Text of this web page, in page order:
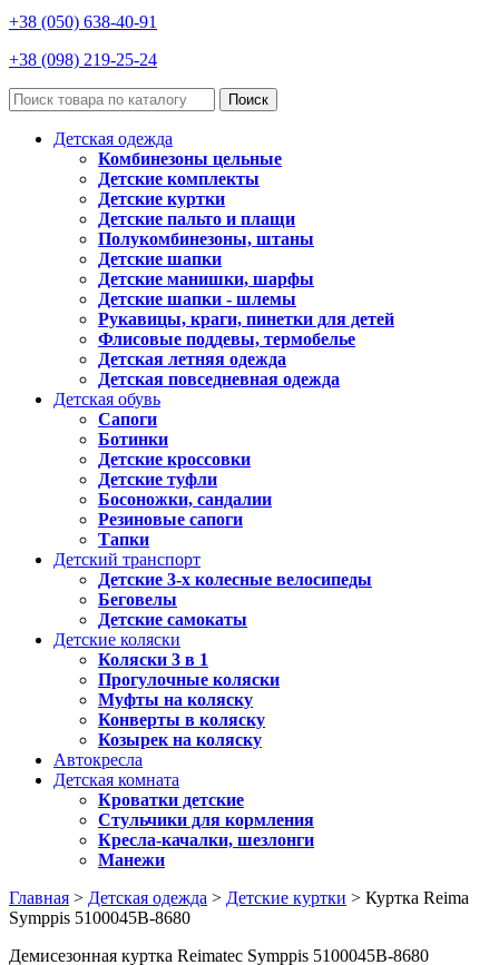
+38 (050) 638-40-91
+38 (098) 219-25-24
Поиск
Детская одежда
Комбинезоны цельные
Детские комплекты
Детские куртки
Детские пальто и плащи
Полукомбинезоны, штаны
Детские шапки
Детские манишки, шарфы
Детские шапки - шлемы
Рукавицы, краги, пинетки для детей
Флисовые поддевы, термобелье
Детская летняя одежда
Детская повседневная одежда
Детская обувь
Сапоги
Ботинки
Детские кроссовки
Детские туфли
Босоножки, сандалии
Резиновые сапоги
Тапки
Детский транспорт
Детские 3-х колесные велосипеды
Беговелы
Детские самокаты
Детские коляски
Коляски 3 в 1
Прогулочные коляски
Муфты на коляску
Конверты в коляску
Козырек на коляску
Автокресла
Детская комната
Кроватки детские
Стульчики для кормления
Кресла-качалки, шезлонги
Манежи
Главная > Детская одежда > Детские куртки > Куртка Reima
Symppis 5100045B-8680
Демисезонная куртка Reimatec Symppis 5100045B-8680